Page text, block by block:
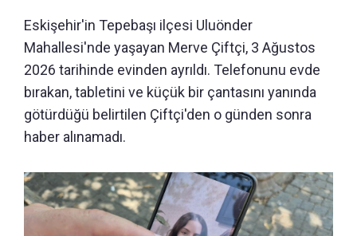
Eskişehir'in Tepebaşı ilçesi Uluönder
Mahallesi'nde yaşayan Merve Çiftçi, 3 Ağustos
2026 tarihinde evinden ayrıldı. Telefonunu evde
bırakan, tabletini ve küçük bir çantasını yanında
götürdüğü belirtilen Çiftçi'den o günden sonra
haber alınamadı.